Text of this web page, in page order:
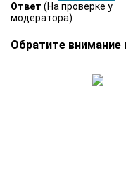
Ответ (На проверке у
модератора)
Обратите